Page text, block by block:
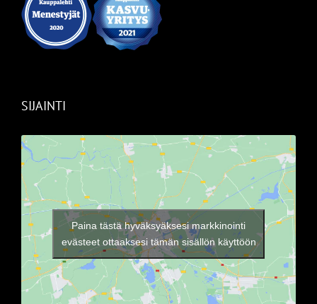
SIJAINTI
Paina tästä hyväksyäksesi markkinointi
evästeet ottaaksesi tämän sisällön käyttöön